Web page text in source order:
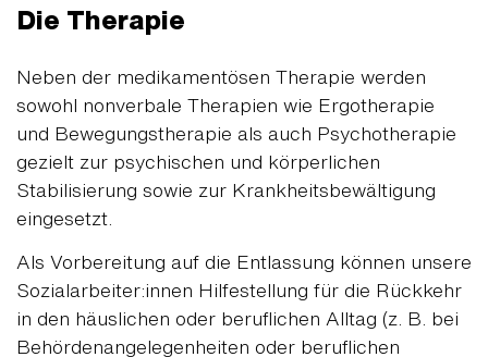
Die Therapie
Neben der medikamentösen Therapie werden
sowohl nonverbale Therapien wie Ergotherapie
und Bewegungstherapie als auch Psychotherapie
gezielt zur psychischen und körperlichen
Stabilisierung sowie zur Krankheitsbewältigung
eingesetzt.
Als Vorbereitung auf die Entlassung können unsere
Sozialarbeiter:innen Hilfestellung für die Rückkehr
in den häuslichen oder beruflichen Alltag (z. B. bei
Behördenangelegenheiten oder beruflichen